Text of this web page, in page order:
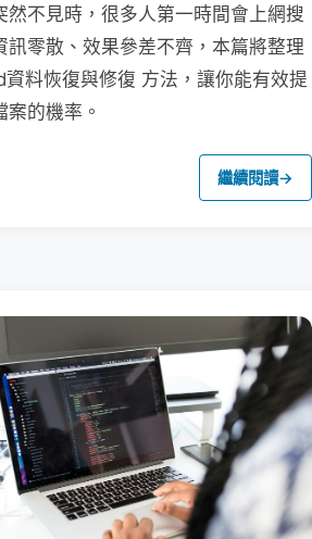
然不見時，很多人第一時間會上網搜
訊零散、效果參差不齊，本篇將整理
料恢復與修復 方法，讓你能有效提
的機率。
繼續閱讀→